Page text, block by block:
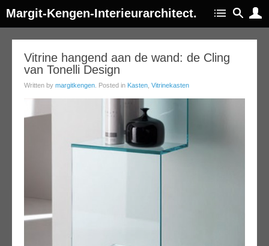
Margit-Kengen-Interieurarchitect.
Vitrine hangend aan de wand: de Cling
van Tonelli Design
Written by margitkengen . Posted in Kasten Vitrinekasten